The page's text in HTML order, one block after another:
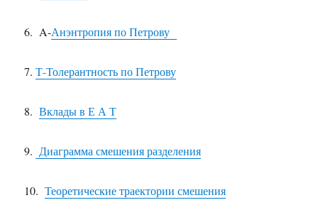
6. A-Анэнтропия по Петрову
7.Т-Толерантность по Петрову
8.Вклады в Е А Т
9. Диаграмма смешения разделения
10.Теоретические траектории смешения